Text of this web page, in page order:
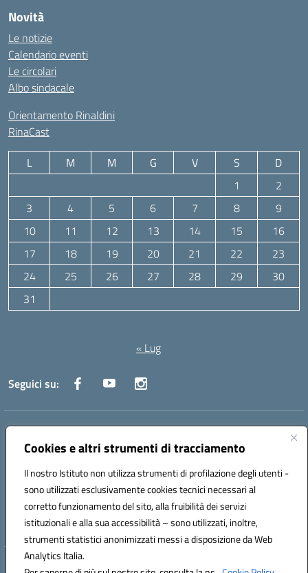
Cookies e altri strumenti di tracciamento
Il nostro Istituto non utilizza strumenti di profilazione degli utenti -
sono utilizzati esclusivamente cookies tecnici necessari al
corretto funzionamento del sito, alla fruibilità dei servizi
istituzionali e alla sua accessibilità – sono utilizzati, inoltre,
strumenti statistici anonimizzati messi a disposizione da Web
Analytics Italia.
Novità
Le notizie
Calendario eventi
Le circolari
Albo sindacale
Orientamento Rinaldini
RinaCast
L M M G V S
D
1
2
3
4 5 6 7 8
9
10
11 12 13 14 15
16
17
18 19 20 21 22
23
24
25 26 27 28 29
30
31
« Lug
Seguici su:
Indirizzo:Via Canale 1, Ancona
Centralino:071 204723 Email:anpc010006@istruzione.it
Codice fiscale: 93020970427
Codice meccanografico:
ANPC010006
Codice unico di fatturazione (CUF): UFBE6V
Hosting & Powered by 3D Solution S.r.l.